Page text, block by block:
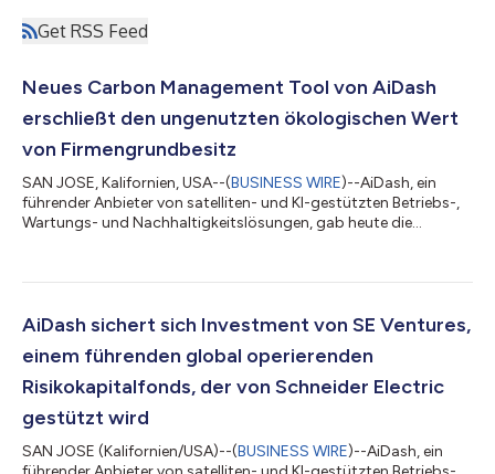
Get RSS Feed
Neues Carbon Management Tool von AiDash
erschließt den ungenutzten ökologischen Wert
von Firmengrundbesitz
SAN JOSE, Kalifornien, USA--(BUSINESS WIRE)--AiDash, ein
führender Anbieter von satelliten- und KI-gestützten Betriebs-,
Wartungs- und Nachhaltigkeitslösungen, gab heute die
dabei unterstützt, den ungenutzten ökologischen Wert ihres
für Emissionszertifikate zu mindern. Nach Angaben von KPMG
AiDash sichert sich Investment von SE Ventures,
einem führenden global operierenden
Risikokapitalfonds, der von Schneider Electric
gestützt wird
SAN JOSE (Kalifornien/USA)--(BUSINESS WIRE)--AiDash, ein